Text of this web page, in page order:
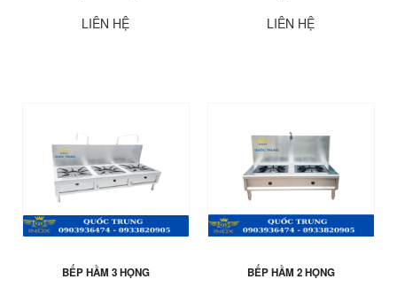
LIÊN HỆ LIÊN HỆ
BẾP HẦM 3 HỌNG BẾP HẦM 2 HỌNG